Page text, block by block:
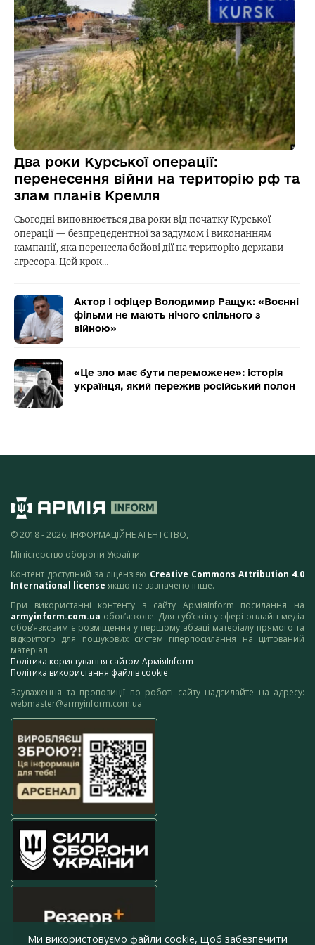
Два роки Курської операції:
перенесення війни на територію рф та
злам планів Кремля
Сьогодні виповнюється два роки від початку Курської
операції — безпрецедентної за задумом і виконанням
кампанії, яка перенесла бойові дії на територію держави-
агресора. Цей крок…
Актор і офіцер Володимир Ращук: «Воєнні
фільми не мають нічого спільного з
війною»
«Це зло має бути переможене»: історія
українця, який пережив російський полон
© 2018 - 2026, ІНФОРМАЦІЙНЕ АГЕНТСТВО,
Міністерство оборони України
Контент доступний за ліцензією Creative Commons Attribution 4.0
International license якщо не зазначено інше.
При використанні контенту з сайту АрміяInform посилання на
armyinform.com.ua обов’язкове. Для суб’єктів у сфері онлайн-медіа
обов’язковим є розміщення у першому абзаці матеріалу прямого та
відкритого для пошукових систем гіперпосилання на цитований
матеріал.
Політика користування сайтом АрміяInform
Політика використання файлів cookie
Зауваження та пропозиції по роботі сайту надсилайте на адресу:
webmaster@armyinform.com.ua
Ми використовуємо файли cookie, щоб забезпечити